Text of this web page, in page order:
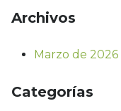
Archivos
Marzo de 2026
Categorías